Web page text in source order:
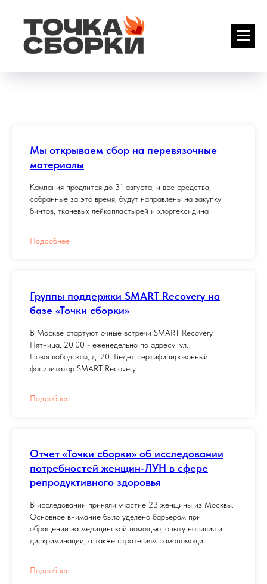
Мы открываем сбор на перевязочные
материалы
Кампания продлится до 31 августа, и все средства,
собранные за это время, будут направлены на закупку
бинтов, тканевых лейкопластырей и хлоргексидина
Подробнее
Группы поддержки SMART Recovery на
базе «Точки сборки»
В Москве стартуют очные встречи SMART Recovery.
Пятница, 20:00 - еженедельно по адресу: ул.
Новослободская, д. 20. Ведет сертифицированный
фасилитатор SMART Recovery.
Подробнее
Отчет «Точки сборки» об исследовании
потребностей женщин-ЛУН в сфере
репродуктивного здоровья
В исследовании приняли участие 23 женщины из Москвы.
Основное внимание было уделено барьерам при
обращении за медицинской помощью, опыту насилия и
дискриминации, а также стратегиям самопомощи
Подробнее